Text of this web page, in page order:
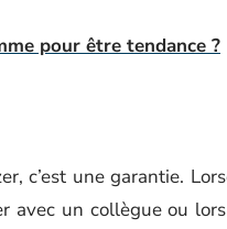
pour être tendance ?
c’est une garantie.
avec un collègue ou